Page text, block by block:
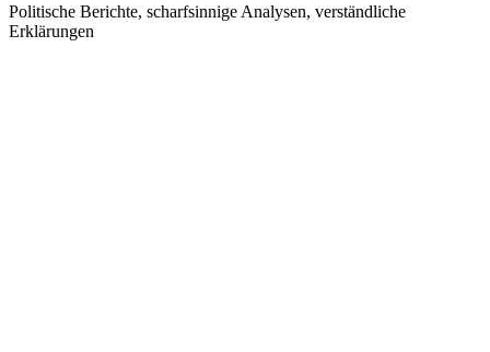
Politische Berichte, scharfsinnige Analysen, verständliche
Erklärungen